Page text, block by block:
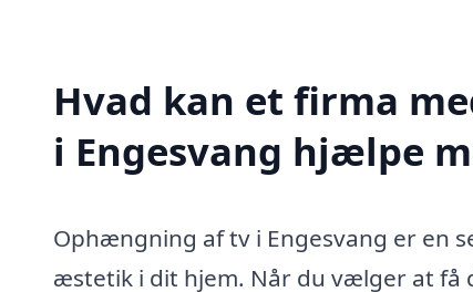
Hvad kan et firma
i Engesvang hjælpe
Ophængning af tv i Engesvang er en
æstetik i dit hjem. Når du vælger at få